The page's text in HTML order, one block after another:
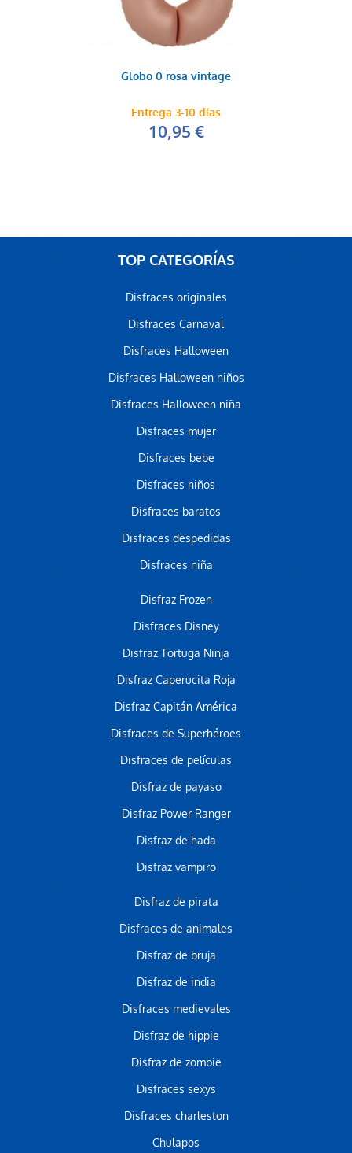
3,99 €
AÑADIR AL CARRITO
Globo 0 rosa vintage
Entrega 3-10 días
10,95 €
TOP CATEGORÍAS
Disfraces originales
Disfraces Carnaval
Disfraces Halloween
Disfraces Halloween niños
Disfraces Halloween niña
Disfraces mujer
Disfraces bebe
Disfraces niños
Disfraces baratos
Disfraces despedidas
Disfraces niña
Disfraz Frozen
Disfraces Disney
Disfraz Tortuga Ninja
Disfraz Caperucita Roja
Disfraz Capitán América
Disfraces de Superhéroes
Disfraces de películas
Disfraz de payaso
Disfraz Power Ranger
Disfraz de hada
Disfraz vampiro
Disfraz de pirata
Disfraces de animales
Disfraz de bruja
Disfraz de india
Disfraces medievales
Disfraz de hippie
Disfraz de zombie
Disfraces sexys
Disfraces charleston
Chulapos